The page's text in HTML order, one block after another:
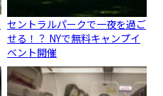
セントラルパークで一夜を過ご
せる！？ NYで無料キャンプイ
ベント開催